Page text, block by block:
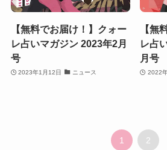
【無料でお届け！】クォー
レ占いマガジン 2023年2月
号
2023年1月12日 ニュース
【無
レ占
月号
2022
1 2